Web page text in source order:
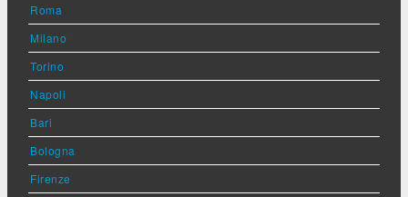
Roma
Milano
Torino
Napoli
Bari
Bologna
Firenze